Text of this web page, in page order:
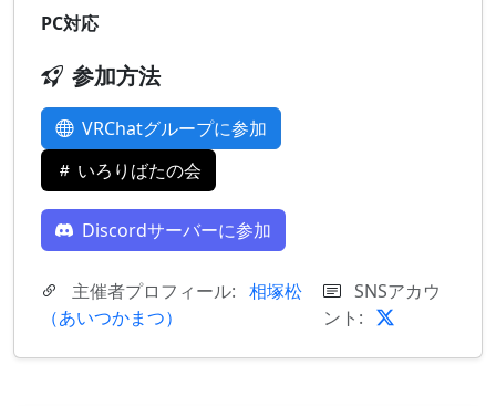
PC対応
参加方法
VRChatグループに参加
いろりばたの会
Discordサーバーに参加
主催者プロフィール: 相塚松
（あいつかまつ）
SNSアカウ
ント: